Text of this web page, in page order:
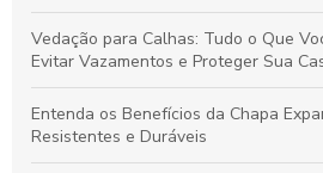
Vedação para Calhas: Tudo o Que
Evitar Vazamentos e Proteger Sua
Entenda os Benefícios da Chapa
Resistentes e Duráveis